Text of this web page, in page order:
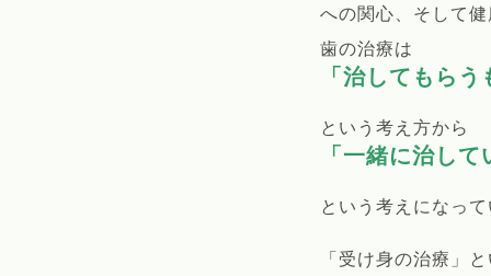
への関心、そして
歯の治療は
「治してもら
という考え方から
「一緒に治し
という考えになっ
「受け身の治療」